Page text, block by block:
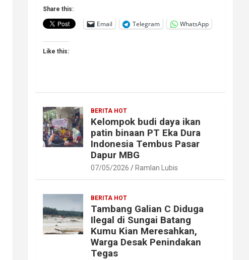
Share this:
Email Telegram WhatsApp
Like this:
BERITA HOT
Kelompok budi daya ikan
patin binaan PT Eka Dura
Indonesia Tembus Pasar
Dapur MBG
07/05/2026 Ramlan Lubis
BERITA HOT
Tambang Galian C Diduga
Ilegal di Sungai Batang
Kumu Kian Meresahkan,
Warga Desak Penindakan
Tegas